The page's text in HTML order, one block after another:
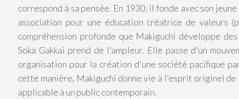
correspond à sa pensée. En 1930, il fonde avec son
association pour une éducation créatrice de valeurs
compréhension profonde que Makiguchi développe
Soka Gakkai prend de l'ampleur. Elle passe d'un
organisation pour la création d'une société pacifique
cette manière, Makiguchi donne vie à l'esprit originel
applicable à un public contemporain.